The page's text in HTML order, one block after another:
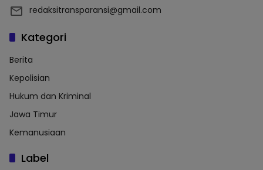
redaksitransparansi@gmail.com
Kategori
Berita
Kepolisian
Hukum dan Kriminal
Jawa Timur
Kemanusiaan
Label